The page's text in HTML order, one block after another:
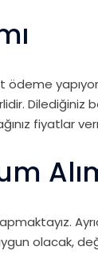
ödeme
Dilediğiniz
fiyatlar
olacak,